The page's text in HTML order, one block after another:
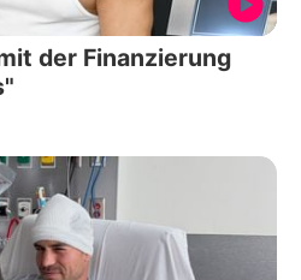
der Finanzierung